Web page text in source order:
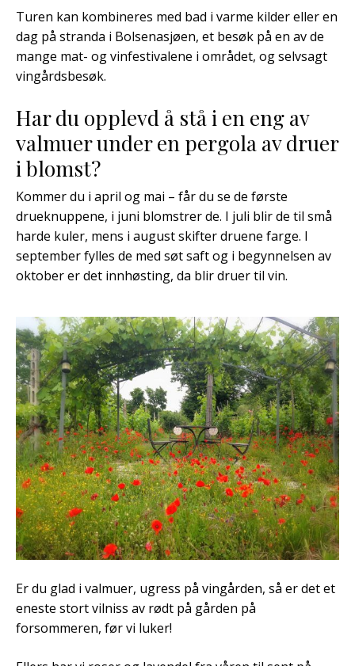
Turen kan kombineres med bad i varme kilder eller en
dag på stranda i Bolsenasjøen, et besøk på en av de
mange mat- og vinfestivalene i området, og selvsagt
vingårdsbesøk.
Har du opplevd å stå i en eng av
valmuer under en pergola av druer
i blomst?
Kommer du i april og mai – får du se de første
drueknuppene, i juni blomstrer de. I juli blir de til små
harde kuler, mens i august skifter druene farge. I
september fylles de med søt saft og i begynnelsen av
oktober er det innhøsting, da blir druer til vin.
Er du glad i valmuer, ugress på vingården, så er det et
eneste stort vilniss av rødt på gården på
forsommeren, før vi luker!